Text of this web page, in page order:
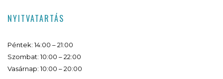
NYITVATARTÁS
Péntek: 14:00 – 21:00
Szombat: 10:00 – 22:00
Vasárnap: 10:00 – 20:00